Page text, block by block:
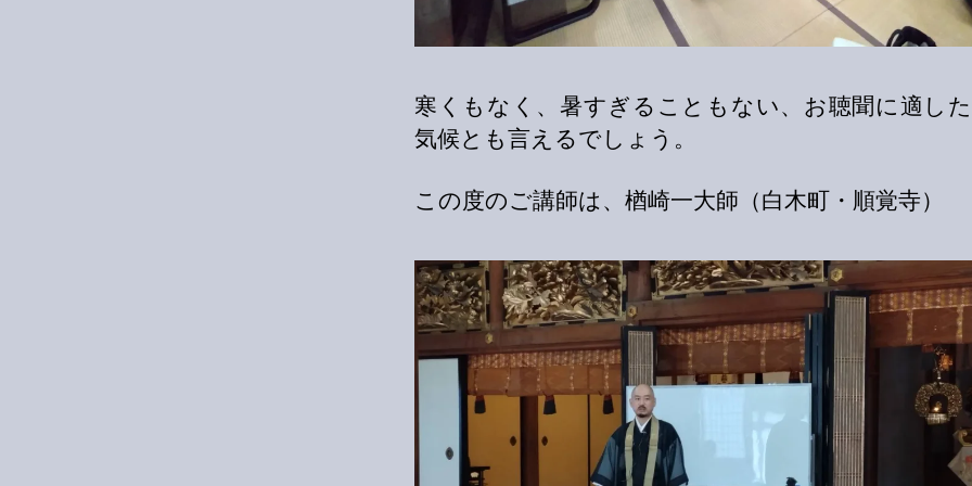
寒くもなく、暑すぎることもない、お聴聞に適し
気候とも言えるでしょう。
この度のご講師は、楢崎一大師（白木町・順覚寺）